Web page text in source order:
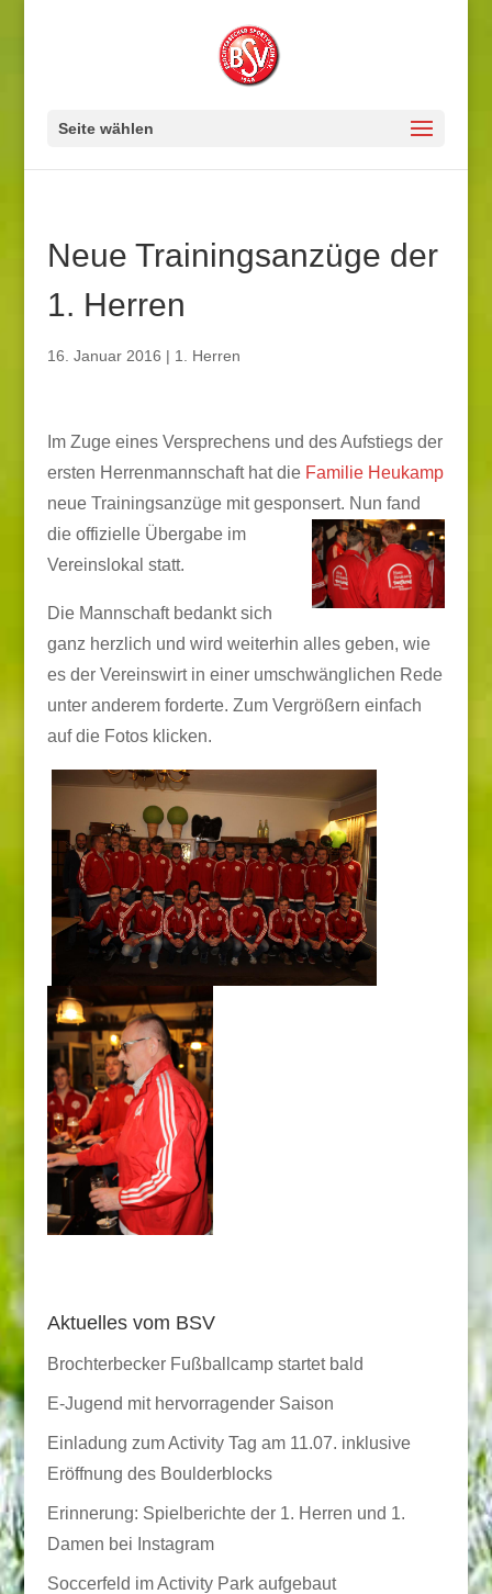
Seite wählen
Neue Trainingsanzüge der
1. Herren
16. Januar 2016 | 1. Herren
Im Zuge eines Versprechens und des Aufstiegs der
ersten Herrenmannschaft hat die Familie Heukamp
neue Trainingsanzüge mit gesponsert. Nun fand
die offizielle Übergabe im
Vereinslokal statt.
Die Mannschaft bedankt sich
ganz herzlich und wird weiterhin alles geben, wie
es der Vereinswirt in einer umschwänglichen Rede
unter anderem forderte. Zum Vergrößern einfach
auf die Fotos klicken.
Aktuelles vom BSV
Brochterbecker Fußballcamp startet bald
E-Jugend mit hervorragender Saison
Einladung zum Activity Tag am 11.07. inklusive
Eröffnung des Boulderblocks
Erinnerung: Spielberichte der 1. Herren und 1.
Damen bei Instagram
Soccerfeld im Activity Park aufgebaut